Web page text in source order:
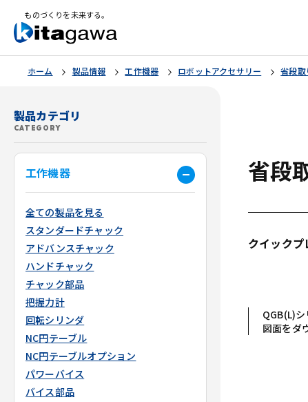
ものづくりを未来する。
ホーム 製品情報 工作機器 ロボットアクセサリー 省段
製品カテゴリ
CATEGORY
工作機器
全ての製品を見る
スタンダードチャック
アドバンスチャック
ハンドチャック
チャック部品
把握力計
回転シリンダ
NC円テーブル
NC円テーブルオプション
パワーバイス
バイス部品
省段
クイック
QGB(L)
図面をダ